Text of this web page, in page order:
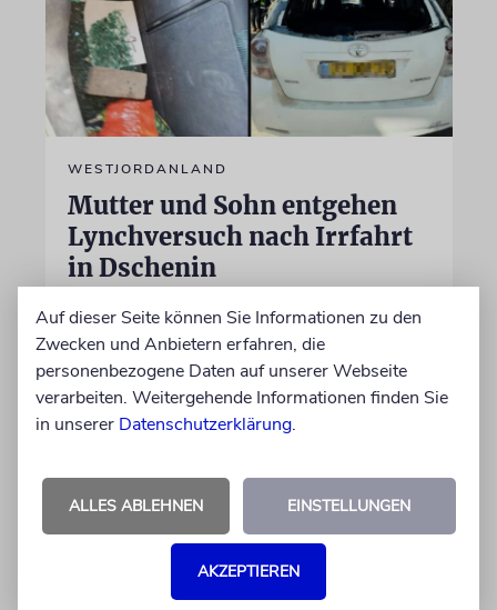
WESTJORDANLAND
Mutter und Sohn entgehen
Lynchversuch nach Irrfahrt
in Dschenin
»Dutzende Araber versuchten, die Türen zu
öffnen, warfen Steine auf uns und versuchten,
uns anzuhalten«, sagt die Frau
07.08.2026
Auf dieser Seite können Sie Informationen zu den
Zwecken und Anbietern erfahren, die
personenbezogene Daten auf unserer Webseite
verarbeiten. Weitergehende Informationen finden Sie
in unserer Datenschutzerklärung.
ALLES ABLEHNEN EINSTELLUNGEN
AKZEPTIEREN